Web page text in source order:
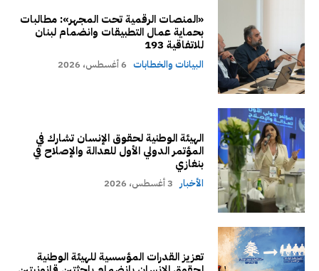
«المنصات الرقمية تحت المجهر»: مطالبات
بحماية عمال التطبيقات وانضمام لبنان
للاتفاقية 193
البيانات والخطابات 6 أغسطس، 2026
الهيئة الوطنية لحقوق الإنسان تشارك في
المؤتمر الدولي الأول للعدالة والإصلاح في
بنغازي
الأخبار 3 أغسطس، 2026
تعزيز القدرات المؤسسية للهيئة الوطنية